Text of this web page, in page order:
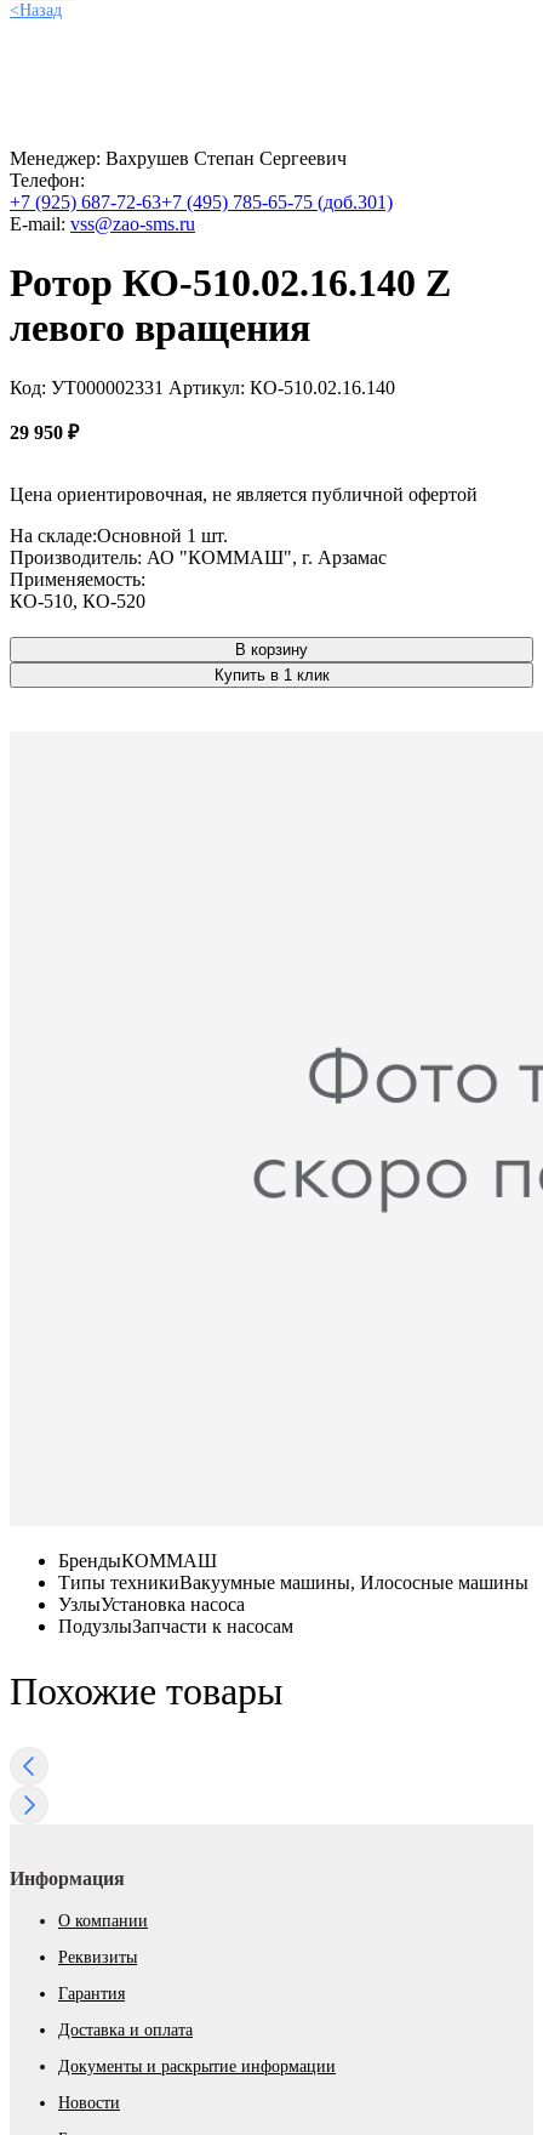
<Назад
Менеджер: Вахрушев Степан Сергеевич
Телефон:
+7 (925) 687-72-63+7 (495) 785-65-75 (доб.301)
E-mail: vss@zao-sms.ru
Ротор КО-510.02.16.140 Z
левого вращения
Код: УТ000002331 Артикул: КО-510.02.16.140
29 950 ₽
Цена ориентировочная, не является публичной офертой
На складе:Основной 1 шт.
Производитель: АО "КОММАШ", г. Арзамас
Применяемость:
КО-510, КО-520
В корзину
Купить в 1 клик
БрендыКОММАШ
Типы техникиВакуумные машины, Илососные машины
УзлыУстановка насоса
ПодузлыЗапчасти к насосам
Похожие товары
Информация
О компании
Реквизиты
Гарантия
Доставка и оплата
Документы и раскрытие информации
Новости